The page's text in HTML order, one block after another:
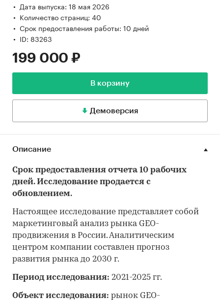
Дата выпуска: 18 мая 2026
Количество страниц: 40
Срок предоставления работы: 10 дней
ID: 83263
199 000 ₽
В корзину
Демоверсия
Описание
Срок предоставления отчета 10 рабочих
дней. Исследование продается с
обновлением.
Настоящее исследование представляет собой
маркетинговый анализ рынка GEO-
продвижения в России. Аналитическим
центром компании составлен прогноз
развития рынка до 2030 г.
Период исследования: 2021-2025 гг.
Объект исследования: рынок GEO-